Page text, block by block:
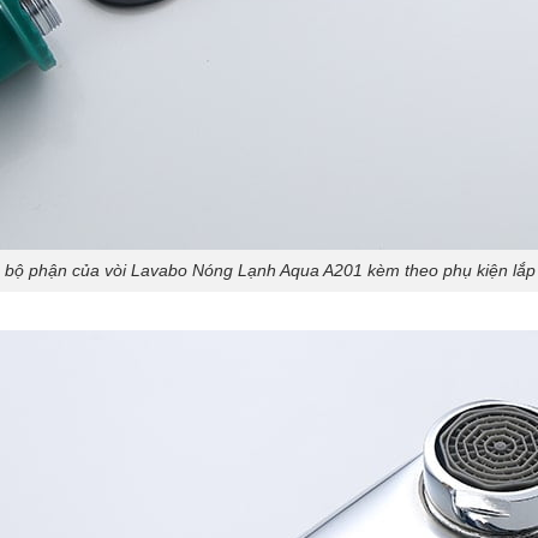
bộ phận của vòi Lavabo Nóng Lạnh Aqua A201 kèm theo phụ kiện